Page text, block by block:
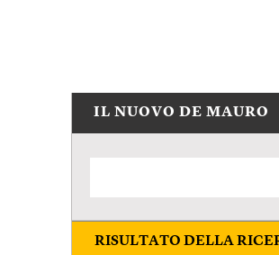
IL NUOVO DE MAURO
RISULTATO DELLA